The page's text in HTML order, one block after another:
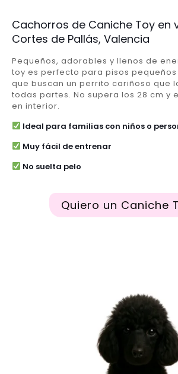
Cachorros de Caniche Toy en
Cortes de Pallás, Valencia
Pequeños, adorables y llenos de
toy es perfecto para pisos
que buscan un perrito cariñoso que
todas partes. No supera los 28 cm y
en interior.
Ideal para familias con niños o
Muy fácil de entrenar
No suelta pelo
Quiero un Caniche